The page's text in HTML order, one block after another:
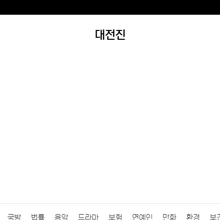
대전진
국방 법률 음악 드라마 보험 연예인 만화 환경 보